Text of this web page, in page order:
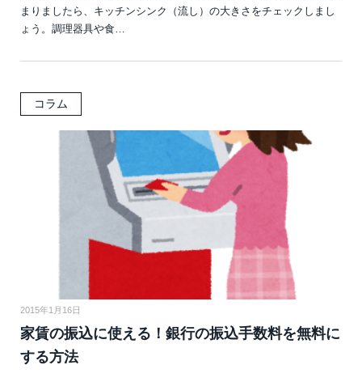
まりましたら、キッチンシンク（流し）の大きさをチェックしまし
ょう。調理器具や食…
コラム
2015年1月16日
家賃の振込に使える！銀行の振込手数料を無料に
する方法